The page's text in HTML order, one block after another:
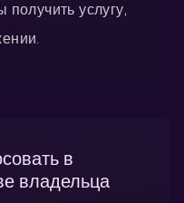
услугу,
в
владельца